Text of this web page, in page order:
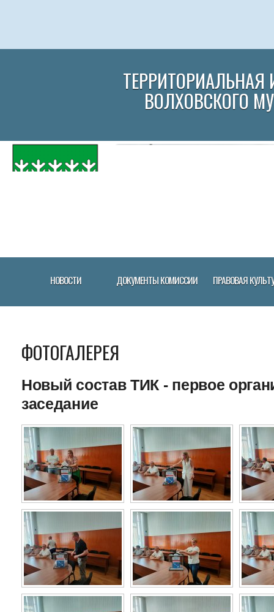
ВОЛХОВСКОГО
НОВОСТИ ДОКУМЕНТЫ КОМИCСИИ ПРАВОВАЯ
ФОТОГАЛЕРЕЯ
Новый состав ТИК - первое
заседание